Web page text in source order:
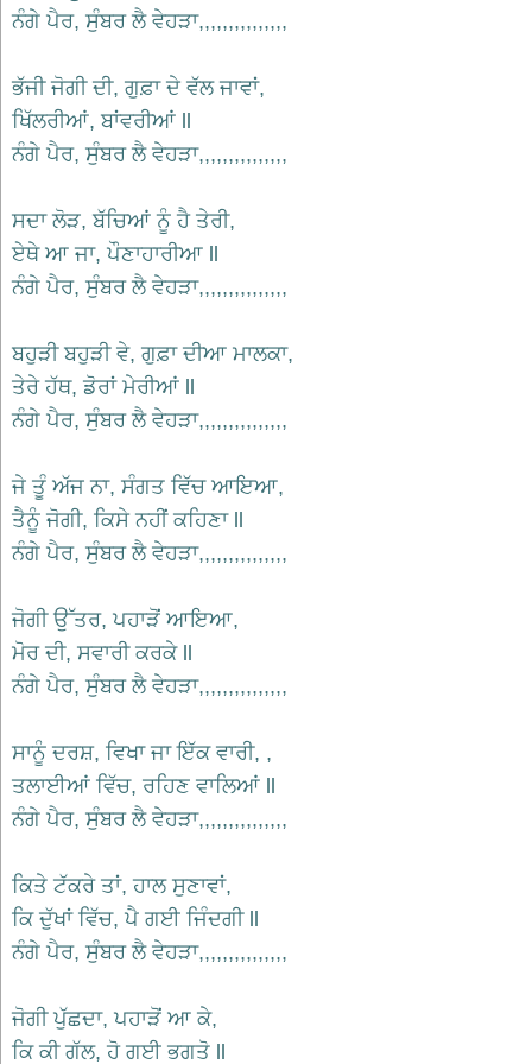
ਨੰਗੇ ਪੈਰ, ਸੁੰਬਰ ਲੈ ਵੇਹੜਾ,,,,,,,,,,,,,,,
ਭੱਜੀ ਜੋਗੀ ਦੀ, ਗੁਫ਼ਾ ਦੇ ਵੱਲ ਜਾਵਾਂ,
ਖਿੱਲਰੀਆਂ, ਬਾਂਵਰੀਆਂ ll
ਨੰਗੇ ਪੈਰ, ਸੁੰਬਰ ਲੈ ਵੇਹੜਾ,,,,,,,,,,,,,,,
ਸਦਾ ਲੋੜ, ਬੱਚਿਆਂ ਨੂੰ ਹੈ ਤੇਰੀ,
ਏਥੇ ਆ ਜਾ, ਪੌਣਾਹਾਰੀਆ ll
ਨੰਗੇ ਪੈਰ, ਸੁੰਬਰ ਲੈ ਵੇਹੜਾ,,,,,,,,,,,,,,,
ਬਹੁੜੀ ਬਹੁੜੀ ਵੇ, ਗੁਫ਼ਾ ਦੀਆ ਮਾਲਕਾ,
ਤੇਰੇ ਹੱਥ, ਡੋਰਾਂ ਮੇਰੀਆਂ ll
ਨੰਗੇ ਪੈਰ, ਸੁੰਬਰ ਲੈ ਵੇਹੜਾ,,,,,,,,,,,,,,,
ਜੇ ਤੂੰ ਅੱਜ ਨਾ, ਸੰਗਤ ਵਿੱਚ ਆਇਆ,
ਤੈਨੂੰ ਜੋਗੀ, ਕਿਸੇ ਨਹੀਂ ਕਹਿਣਾ ll
ਨੰਗੇ ਪੈਰ, ਸੁੰਬਰ ਲੈ ਵੇਹੜਾ,,,,,,,,,,,,,,,
ਜੋਗੀ ਉੱਤਰ, ਪਹਾੜੋਂ ਆਇਆ,
ਮੋਰ ਦੀ, ਸਵਾਰੀ ਕਰਕੇ ll
ਨੰਗੇ ਪੈਰ, ਸੁੰਬਰ ਲੈ ਵੇਹੜਾ,,,,,,,,,,,,,,,
ਸਾਨੂੰ ਦਰਸ਼, ਵਿਖਾ ਜਾ ਇੱਕ ਵਾਰੀ, ,
ਤਲਾਈਆਂ ਵਿੱਚ, ਰਹਿਣ ਵਾਲਿਆਂ ll
ਨੰਗੇ ਪੈਰ, ਸੁੰਬਰ ਲੈ ਵੇਹੜਾ,,,,,,,,,,,,,,,
ਕਿਤੇ ਟੱਕਰੇ ਤਾਂ, ਹਾਲ ਸੁਣਾਵਾਂ,
ਕਿ ਦੁੱਖਾਂ ਵਿੱਚ, ਪੈ ਗਈ ਜਿੰਦਗੀ ll
ਨੰਗੇ ਪੈਰ, ਸੁੰਬਰ ਲੈ ਵੇਹੜਾ,,,,,,,,,,,,,,,
ਜੋਗੀ ਪੁੱਛਦਾ, ਪਹਾੜੋਂ ਆ ਕੇ,
ਕਿ ਕੀ ਗੱਲ, ਹੋ ਗਈ ਭਗਤੋ ll